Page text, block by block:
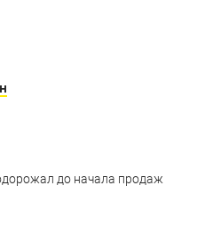
до начала продаж